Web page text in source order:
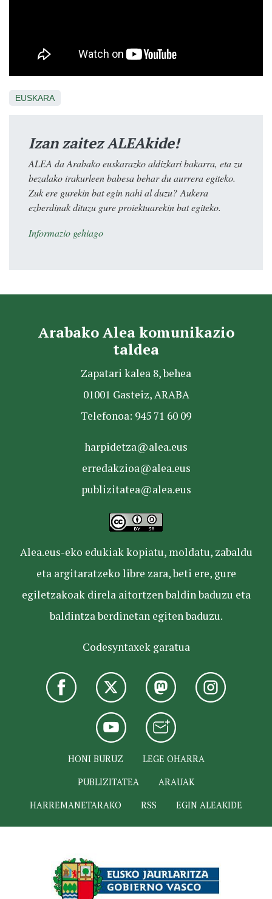
EUSKARA
Izan zaitez ALEAkide!
ALEA da Arabako euskarazko aldizkari bakarra, eta zu
bezalako irakurleen babesa behar du aurrera egiteko.
Zuk ere gurekin bat egin nahi al duzu? Aukera
ezberdinak dituzu gure proiektuarekin bat egiteko.
Informazio gehiago
Arabako Alea komunikazio
taldea
Zapatari kalea 8, behea
01001 Gasteiz, ARABA
Telefonoa: 945 71 60 09
harpidetza@alea.eus
erredakzioa@alea.eus
publizitatea@alea.eus
Alea.eus-eko edukiak kopiatu, moldatu, zabaldu
eta argitaratzeko libre zara, beti ere, gure
egiletzakoak direla aitortzen baldin baduzu eta
baldintza berdinetan egiten baduzu.
Codesyntaxek garatua
HONI BURUZ
LEGE OHARRA
PUBLIZITATEA
ARAUAK
HARREMANETARAKO
RSS EGIN ALEAKIDE